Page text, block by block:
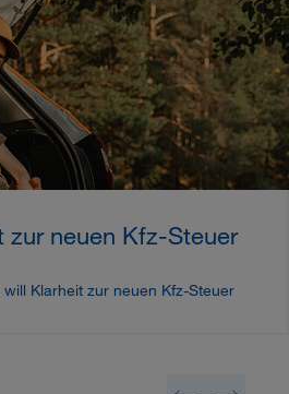
zur neuen Kfz-Steuer
will Klarheit zur neuen Kfz-Steuer